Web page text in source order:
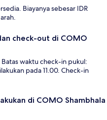
Biayanya sebesar IDR
check-out di COMO
waktu check-in pukul:
pada 11.00. Check-in
di COMO Shambhala